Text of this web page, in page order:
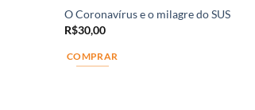
O Coronavírus e o milagre do SUS
R$30,00
COMPRAR